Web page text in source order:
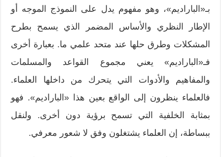
بـ«الباراديم»، وهو مفهوم يدل على النموذج الموجه أو
الإطار النظري والأساس المضمر الذي يسمح بطرح
المشكلات وطرق حلها عند متحد علمي ما. بعبارة أخرى
فـ«الباراديم» يعني مجموع القواعد والمسلمات
والمفاهيم والأدوات التي يتحرك من داخلها العلماء.
فالعلماء ينظرون إلى الواقع بعين هذا «الباراديم». فهو
بمثابة الخلفية التي تسمح برؤية دون أخرى. ولنقل
ببساطة، إن العلماء يشتغلون وفق لا شعور معرفي.